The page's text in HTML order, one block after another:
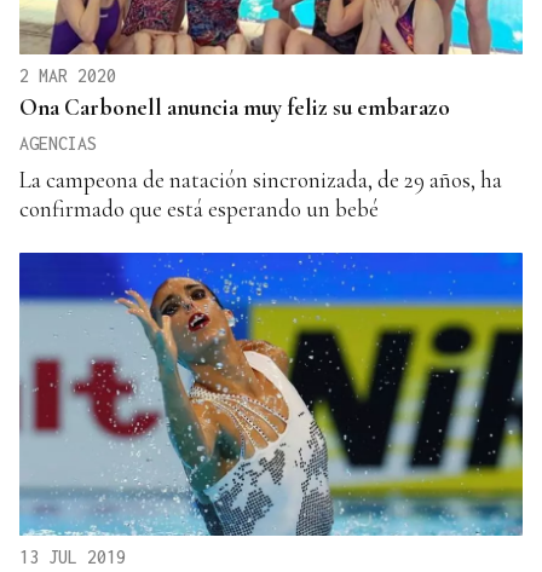
2 MAR 2020
Ona Carbonell anuncia muy feliz su embarazo
AGENCIAS
La campeona de natación sincronizada, de 29 años, ha
confirmado que está esperando un bebé
13 JUL 2019